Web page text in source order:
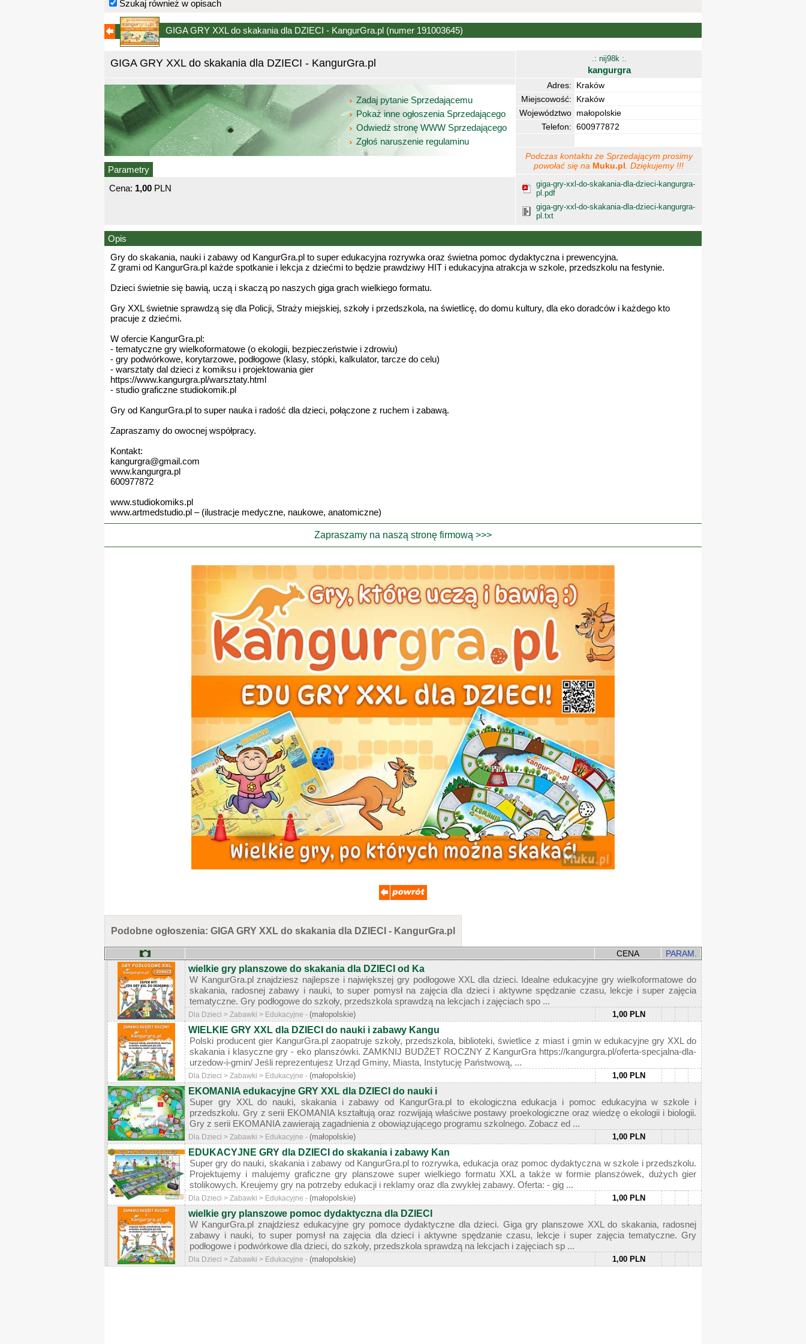
Szukaj również w opisach
GIGA GRY XXL do skakania dla DZIECI - KangurGra.pl (numer 191003645)
GIGA GRY XXL do skakania dla DZIECI - KangurGra.pl
Zadaj pytanie Sprzedającemu
Pokaż inne ogłoszenia Sprzedającego
Odwiedź stronę WWW Sprzedającego
Zgłoś naruszenie regulaminu
Parametry
Cena: 1,00 PLN
.: nij98k :.
kangurgra
Adres:
Kraków
Miejscowość:
Kraków
Województwo małopolskie
Telefon: 600977872
Podczas kontaktu ze Sprzedającym prosimy
powołać się na Muku.pl . Dziękujemy !!!
giga-gry-xxl-do-skakania-dla-dzieci-kangurgra-
pl.pdf
giga-gry-xxl-do-skakania-dla-dzieci-kangurgra-
pl.txt
Opis
Gry do skakania, nauki i zabawy od KangurGra.pl to super edukacyjna rozrywka oraz świetna pomoc dydaktyczna i prewencyjna.
Z grami od KangurGra.pl każde spotkanie i lekcja z dziećmi to będzie prawdziwy HIT i edukacyjna atrakcja w szkole, przedszkolu na festynie.
Dzieci świetnie się bawią, uczą i skaczą po naszych giga grach wielkiego formatu.
Gry XXL świetnie sprawdzą się dla Policji, Straży miejskiej, szkoły i przedszkola, na świetlicę, do domu kultury, dla eko doradców i każdego kto
pracuje z dziećmi.
W ofercie KangurGra.pl:
- tematyczne gry wielkoformatowe (o ekologii, bezpieczeństwie i zdrowiu)
- gry podwórkowe, korytarzowe, podłogowe (klasy, stópki, kalkulator, tarcze do celu)
- warsztaty dal dzieci z komiksu i projektowania gier
https://www.kangurgra.pl/warsztaty.html
- studio graficzne studiokomik.pl
Gry od KangurGra.pl to super nauka i radość dla dzieci, połączone z ruchem i zabawą.
Zapraszamy do owocnej współpracy.
Kontakt:
kangurgra@gmail.com
www.kangurgra.pl
600977872
www.studiokomiks.pl
www.artmedstudio.pl – (ilustracje medyczne, naukowe, anatomiczne)
Zapraszamy na naszą stronę firmową >>>
Podobne ogłoszenia: GIGA GRY XXL do skakania dla DZIECI - KangurGra.pl
CENA PARAM.
wielkie gry planszowe do skakania dla DZIECI od Ka
W KangurGra.pl znajdziesz najlepsze i największej gry podłogowe XXL dla dzieci. Idealne edukacyjne gry wielkoformatowe do
skakania, radosnej zabawy i nauki, to super pomysł na zajęcia dla dzieci i aktywne spędzanie czasu, lekcje i super zajęcia
tematyczne. Gry podłogowe do szkoły, przedszkola sprawdzą na lekcjach i zajęciach spo ...
Dla Dzieci > Zabawki > Edukacyjne - (małopolskie) 1,00 PLN
WIELKIE GRY XXL dla DZIECI do nauki i zabawy Kangu
Polski producent gier KangurGra.pl zaopatruje szkoły, przedszkola, biblioteki, świetlice z miast i gmin w edukacyjne gry XXL do
skakania i klasyczne gry - eko planszówki. ZAMKNIJ BUDŻET ROCZNY Z KangurGra https://kangurgra.pl/oferta-specjalna-dla-
urzedow-i-gmin/ Jeśli reprezentujesz Urząd Gminy, Miasta, Instytucję Państwową, ...
Dla Dzieci > Zabawki > Edukacyjne - (małopolskie) 1,00 PLN
EKOMANIA edukacyjne GRY XXL dla DZIECI do nauki i
Super gry XXL do nauki, skakania i zabawy od KangurGra.pl to ekologiczna edukacja i pomoc edukacyjna w szkole i
przedszkolu. Gry z serii EKOMANIA kształtują oraz rozwijają właściwe postawy proekologiczne oraz wiedzę o ekologii i biologii.
Gry z serii EKOMANIA zawierają zagadnienia z obowiązującego programu szkolnego. Zobacz ed ...
Dla Dzieci > Zabawki > Edukacyjne - (małopolskie) 1,00 PLN
EDUKACYJNE GRY dla DZIECI do skakania i zabawy Kan
Super gry do nauki, skakania i zabawy od KangurGra.pl to rozrywka, edukacja oraz pomoc dydaktyczna w szkole i przedszkolu.
Projektujemy i malujemy graficzne gry planszowe super wielkiego formatu XXL a także w formie planszówek, dużych gier
stolikowych. Kreujemy gry na potrzeby edukacji i reklamy oraz dla zwykłej zabawy. Oferta: - gig ...
Dla Dzieci > Zabawki > Edukacyjne - (małopolskie) 1,00 PLN
wielkie gry planszowe pomoc dydaktyczna dla DZIECI
W KangurGra.pl znajdziesz edukacyjne gry pomoce dydaktyczne dla dzieci. Giga gry planszowe XXL do skakania, radosnej
zabawy i nauki, to super pomysł na zajęcia dla dzieci i aktywne spędzanie czasu, lekcje i super zajęcia tematyczne. Gry
podłogowe i podwórkowe dla dzieci, do szkoły, przedszkola sprawdzą na lekcjach i zajęciach sp ...
Dla Dzieci > Zabawki > Edukacyjne - (małopolskie) 1,00 PLN